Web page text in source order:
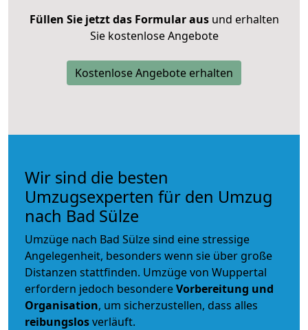
Füllen Sie jetzt das Formular ausund erhalten
Sie kostenlose Angebote
Kostenlose Angebote erhalten
Wir sind die besten
Umzugsexperten für den Umzug
nach Bad Sülze
Umzüge nach Bad Sülze sind eine stressige
Angelegenheit, besonders wenn sie über große
Distanzen stattfinden. Umzüge von Wuppertal
erfordern jedoch besondereVorbereitung und
Organisation, um sicherzustellen, dass alles
reibungslosverläuft.